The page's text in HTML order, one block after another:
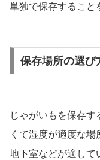
単独で保存すること
保存場所の選び
じゃがいもを保存
くて湿度が適度な
地下室などが適して